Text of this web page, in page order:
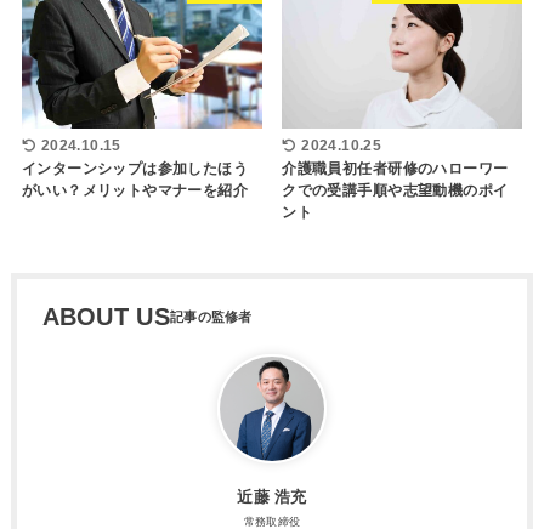
2024.10.15
インターンシップは参加したほう
がいい？メリットやマナーを紹介
2024.10.25
介護職員初任者研修のハローワー
クでの受講手順や志望動機のポイ
ント
ABOUT US
近藤 浩充
常務取締役